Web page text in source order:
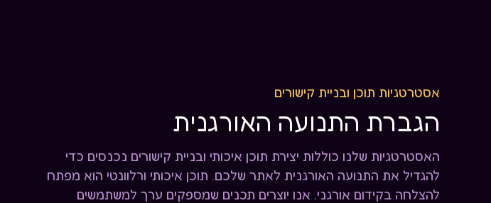
אסטרטגיות תוכן ובניית קישורים
הגברת התנועה האורגנית
האסטרטגיות שלנו כוללות יצירת תוכן איכותי ובניית קישורים נכנסים כדי
להגדיל את התנועה האורגנית לאתר שלכם. תוכן איכותי ורלוונטי הוא מפתח
להצלחה בקידום אורגני. אנו יוצרים תכנים שמספקים ערך למשתמשים